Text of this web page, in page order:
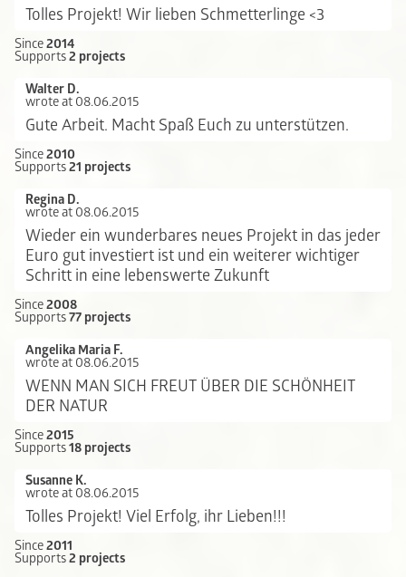
Tolles Projekt! Wir lieben Schmetterlinge <3
Since2014
Supports2 projects
Walter D.
wrote at 08.06.2015
Gute Arbeit. Macht Spaß Euch zu unterstützen.
Since2010
Supports21 projects
Regina D.
wrote at 08.06.2015
Wieder ein wunderbares neues Projekt in das jeder
Euro gut investiert ist und ein weiterer wichtiger
Schritt in eine lebenswerte Zukunft
Since2008
Supports77 projects
Angelika Maria F.
wrote at 08.06.2015
WENN MAN SICH FREUT ÜBER DIE SCHÖNHEIT
DER NATUR
Since2015
Supports18 projects
Susanne K.
wrote at 08.06.2015
Tolles Projekt! Viel Erfolg, ihr Lieben!!!
Since2011
Supports2 projects